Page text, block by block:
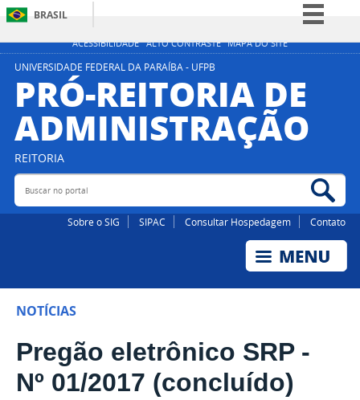
ACESSIBILIDADE ALTO CONTRASTE MAPA DO SITE
BRASIL
Simplifique!
Participe
Acesso à informação
Legislação
UNIVERSIDADE FEDERAL DA PARAÍBA - UFPB
PRÓ-REITORIA DE
ADMINISTRAÇÃO
REITORIA
Buscar no portal
Sobre o SIG SIPAC Consultar Hospedagem Contato
NOTÍCIAS
Pregão eletrônico SRP -
Nº 01/2017 (concluído)